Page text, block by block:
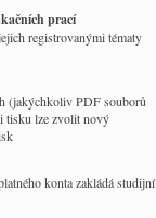
prací
registrovanými tématy
(jakýchkoliv PDF souborů
tisku lze zvolit nový
konta zakládá studijní